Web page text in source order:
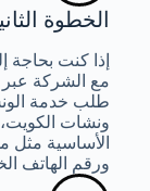
الخطوة
إذا كنت
مع الشركة عبر
طلب خدمة
ونشات
الأساسية مثل
ورقم الهاتف